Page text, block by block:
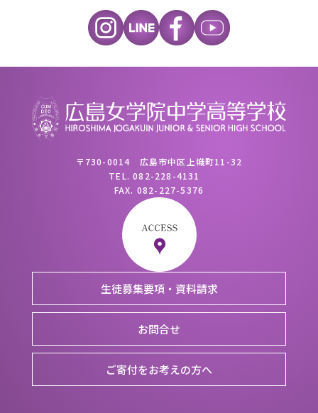
〒730-0014 広島市中区上幟町11-32
TEL.082-228-4131
FAX. 082-227-5376
生徒募集要項・資料請求
お問合せ
ご寄付をお考えの方へ